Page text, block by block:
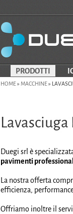
PRODOTTI
HOME» MACCHINE»
Duegi srl è
pavimenti
La nostra offerta
efficienza,
Offriamo inoltre il